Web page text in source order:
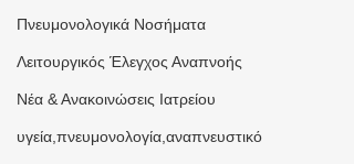
Πνευμονολογικά Νοσήματα
Λειτουργικός Έλεγχος Αναπνοής
Νέα & Ανακοινώσεις Ιατρείου
υγεία,πνευμονολογία,αναπνευστικό